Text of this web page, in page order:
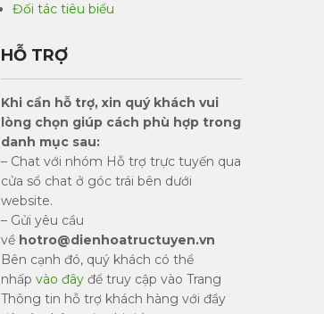
Đối tác tiêu biểu
HỖ TRỢ
Khi cần hỗ trợ, xin quý khách vui
lòng chọn giúp cách phù hợp trong
danh mục sau:
– Chat với nhóm Hỗ trợ trực tuyến qua
cửa sổ chat ở góc trái bên dưới
website.
– Gửi yêu cầu
về hotro@dienhoatructuyen.vn
Bên cạnh đó, quý khách có thể
nhấp vào đây để truy cập vào Trang
Thông tin hỗ trợ khách hàng với đầy